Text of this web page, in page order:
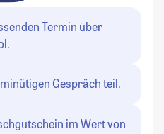
Termin über
Gespräch teil.
im Wert von